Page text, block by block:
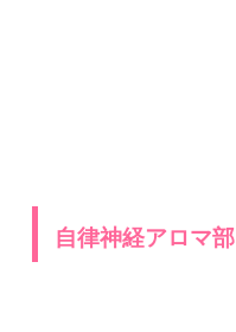
自律神経アロマ部